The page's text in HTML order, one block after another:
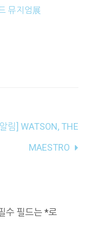
뮤지엄展
림] WATSON, THE
MAESTRO
수 필드는 *로